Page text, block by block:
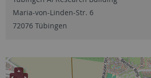
Maria-von-Linden-Str. 6
72076 Tübingen